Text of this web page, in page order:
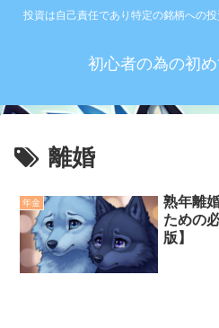
投資は自己責任であり特定の銘柄への
初心者の為の初
離婚
年金
熟年離
ための
版】